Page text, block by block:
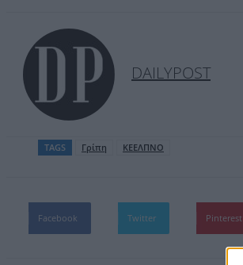
DAILYPOST
TAGS Γρίπη ΚΕΕΛΠΝΟ
Facebook Twitter Pinterest